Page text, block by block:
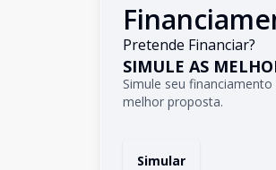
Pretende Financiar?
SIMULE AS
Simule seu
melhor proposta.
Simular